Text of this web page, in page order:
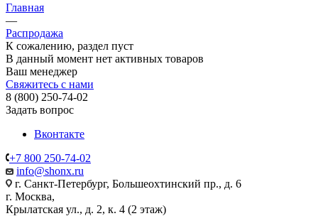
Главная
—
Распродажа
К сожалению, раздел пуст
В данный момент нет активных товаров
Ваш менеджер
Свяжитесь с нами
8 (800) 250-74-02
Задать вопрос
Вконтакте
+7 800 250-74-02
info@shonx.ru
г. Санкт-Петербург, Большеохтинский пр., д. 6
г. Москва,
Крылатская ул., д. 2, к. 4 (2 этаж)